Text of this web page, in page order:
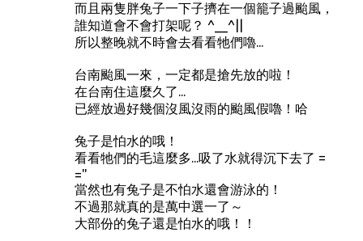
而且兩隻胖兔子一下子擠在一個籠子過颱風，
誰知道會不會打架呢？ ^__^||
所以整晚就不時會去看看牠們嚕...
台南颱風一來，一定都是搶先放的啦！
在台南住這麼久了...
已經放過好幾個沒風沒雨的颱風假嚕！哈
兔子是怕水的哦！
看看牠們的毛這麼多...吸了水就得沉下去了 =
="
當然也有兔子是不怕水還會游泳的！
不過那就真的是萬中選一了～
大部份的兔子還是怕水的哦！！